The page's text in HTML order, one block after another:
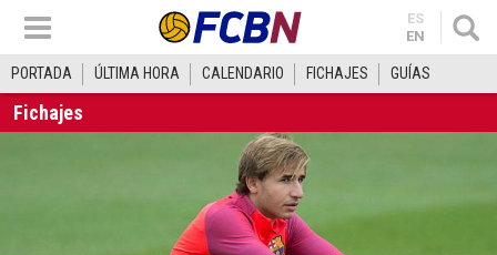
ES
EN
PORTADA ÚLTIMA HORA CALENDARIO FICHAJES GUÍAS
Fichajes